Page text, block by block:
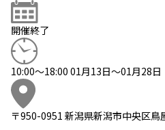
開催終了
10:00～18:00 01月13日～01月28日
〒950-0951 新潟県新潟市中央区